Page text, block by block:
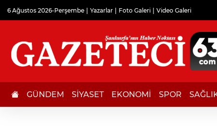
6 Ağustos 2026-Perşembe Yazarlar Foto Galeri Video Galeri
GÜNDEM SİYASET EKONOMİ SPOR